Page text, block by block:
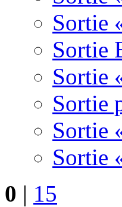
Sortie
Sortie
Sortie
Sortie
Sortie
Sortie
0 | 15